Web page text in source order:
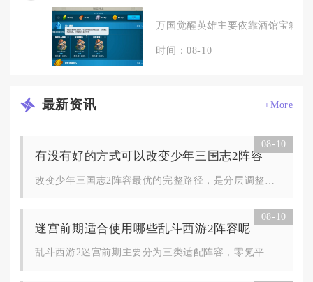
万国觉醒英雄主要依靠酒馆宝箱
时间：08-10
最新资讯 +More
08-10
有没有好的方式可以改变少年三国志2阵容
08-10
迷宫前期适合使用哪些乱斗西游2阵容呢